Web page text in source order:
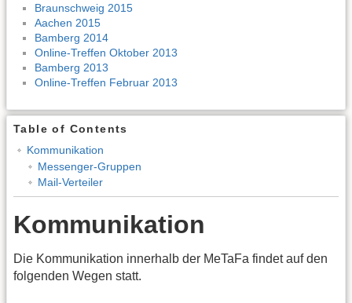
Braunschweig 2015
Aachen 2015
Bamberg 2014
Online-Treffen Oktober 2013
Bamberg 2013
Online-Treffen Februar 2013
Table of Contents
Kommunikation
Messenger-Gruppen
Mail-Verteiler
Kommunikation
Die Kommunikation innerhalb der MeTaFa findet auf den
folgenden Wegen statt.